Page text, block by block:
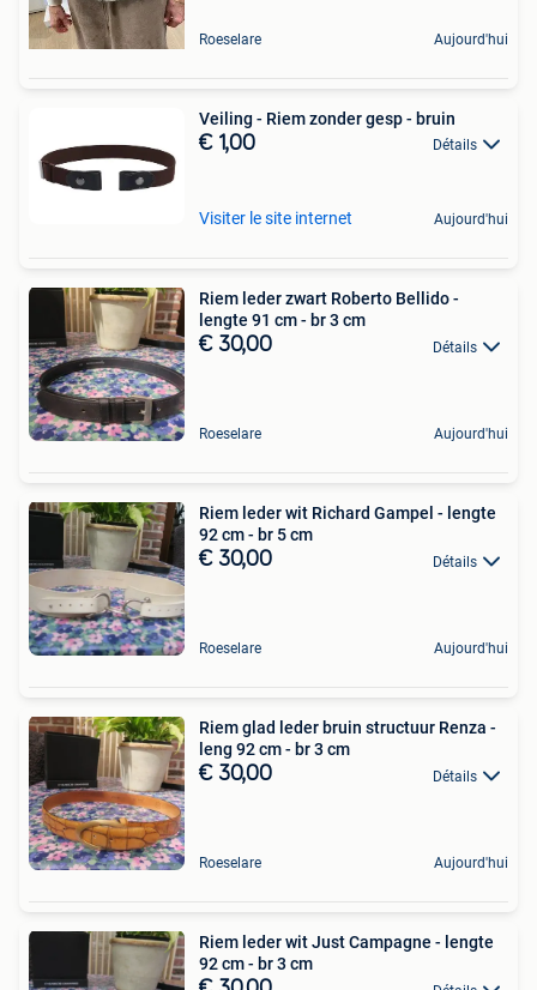
Roeselare Aujourd'hui
Veiling - Riem zonder gesp - bruin
€ 1,00 Détails
Visiter le site internet Aujourd'hui
Riem leder zwart Roberto Bellido -
lengte 91 cm - br 3 cm
€ 30,00 Détails
Roeselare Aujourd'hui
Riem leder wit Richard Gampel - lengte
92 cm - br 5 cm
€ 30,00 Détails
Roeselare Aujourd'hui
Riem glad leder bruin structuur Renza -
leng 92 cm - br 3 cm
€ 30,00 Détails
Roeselare Aujourd'hui
Riem leder wit Just Campagne - lengte
92 cm - br 3 cm